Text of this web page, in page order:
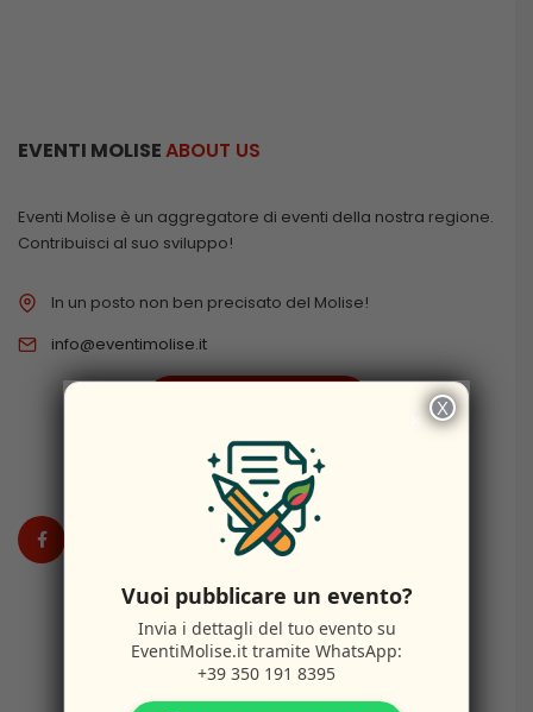
EVENTI MOLISEABOUT US
Eventi Molise è un aggregatore di eventi della nostra regione.
Contribuisci al suo sviluppo!
In un posto non ben precisato del Molise!
info@eventimolise.it
DISCLAIMER
×
Vuoi pubblicare un evento?
Invia i dettagli del tuo evento su
EventiMolise.it tramite WhatsApp:
+39 350 191 8395
X